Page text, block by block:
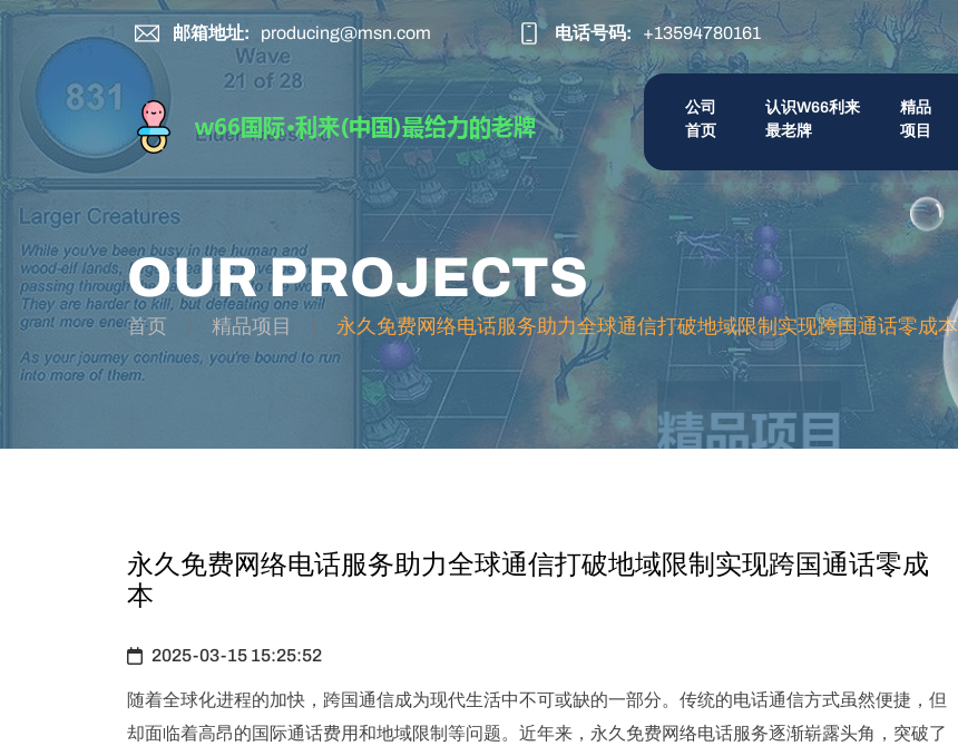
邮箱地址: producing@msn.com 电话号码: +13594780161
公司
首页
认识w66利来
最老牌
精品
项目
OUR PROJECTS
首页 精品项目 永久免费网络电话服务助力全球通信打破地域限制实现跨国通话零成本
永久免费网络电话服务助力全球通信打破地域限制实现跨国通话零成
本
2025-03-15 15:25:52
随着全球化进程的加快，跨国通信成为现代生活中不可或缺的一部分。传统的电话通信方式虽然便捷，但
却面临着高昂的国际通话费用和地域限制等问题。近年来，永久免费网络电话服务逐渐崭露头角，突破了